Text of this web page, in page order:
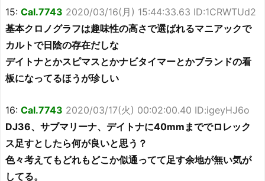
15: Cal.7743 2020/03/16(月) 15:44:33.63 ID:1CRWTUd2
基本クロノグラフは趣味性の高さで選ばれるマニアックで
カルトで日陰の存在だしな
デイトナとかスピマスとかナビタイマーとかブランドの看
板になってるほうが珍しい
16: Cal.7743 2020/03/17(火) 00:02:00.40 ID:igeyHJ6o
DJ36、サブマリーナ、デイトナに40mmまででロレック
ス足すとしたら何が良いと思う？
色々考えてもどれもどこか似通ってて足す余地が無い気が
してる。